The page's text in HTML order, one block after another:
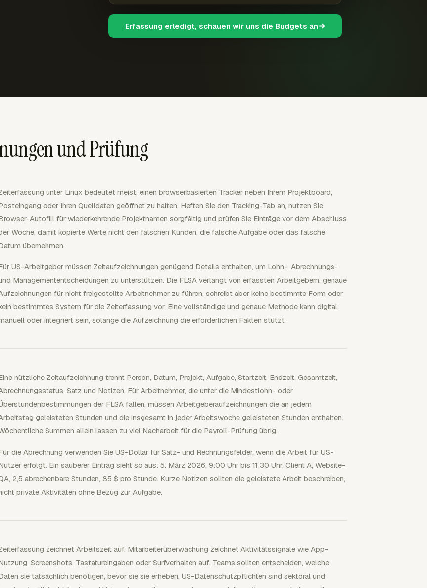
Erfassung erledigt, schauen wir uns die Budgets an
und Prüfung
unter Linux bedeutet meist, einen browserbasierten Tracker neben Ihrem Projektboard,
oder Ihren Quelldaten geöffnet zu halten. Heften Sie den Tracking-Tab an, nutzen Sie
Autofill für wiederkehrende Projektnamen sorgfältig und prüfen Sie Einträge vor dem Abschluss
Woche, damit kopierte Werte nicht den falschen Kunden, die falsche Aufgabe oder das falsche
übernehmen.
US-Arbeitgeber müssen Zeitaufzeichnungen genügend Details enthalten, um Lohn-, Abrechnungs-
Managemententscheidungen zu unterstützen. Die FLSA verlangt von erfassten Arbeitgebern, genaue
für nicht freigestellte Arbeitnehmer zu führen, schreibt aber keine bestimmte Form oder
bestimmtes System für die Zeiterfassung vor. Eine vollständige und genaue Methode kann digital,
oder integriert sein, solange die Aufzeichnung die erforderlichen Fakten stützt.
nützliche Zeitaufzeichnung trennt Person, Datum, Projekt, Aufgabe, Startzeit, Endzeit, Gesamtzeit,
Satz und Notizen. Für Arbeitnehmer, die unter die Mindestlohn- oder
der FLSA fallen, müssen Arbeitgeberaufzeichnungen die an jedem
geleisteten Stunden und die insgesamt in jeder Arbeitswoche geleisteten Stunden enthalten.
Summen allein lassen zu viel Nacharbeit für die Payroll-Prüfung übrig.
die Abrechnung verwenden Sie US-Dollar für Satz- und Rechnungsfelder, wenn die Arbeit für US-
erfolgt. Ein sauberer Eintrag sieht so aus: 5. März 2026, 9:00 Uhr bis 11:30 Uhr, Client A, Website-
2,5 abrechenbare Stunden, 85 $ pro Stunde. Kurze Notizen sollten die geleistete Arbeit beschreiben,
private Aktivitäten ohne Bezug zur Aufgabe.
zeichnet Arbeitszeit auf. Mitarbeiterüberwachung zeichnet Aktivitätssignale wie App-
Screenshots, Tastatureingaben oder Surfverhalten auf. Teams sollten entscheiden, welche
sie tatsächlich benötigen, bevor sie sie erheben. US-Datenschutzpflichten sind sektoral und